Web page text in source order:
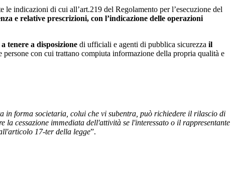
le indicazioni di cui all’art.219 del Regolamento per l’esecuzione del
e relative prescrizioni, con l’indicazione delle operazioni
a tenere a disposizione di ufficiali e agenti di pubblica sicurezza il
con cui trattano compiuta informazione della propria qualità e
in forma societaria, colui che vi subentra, può richiedere il rilascio di
cessazione immediata dell'attività se l'interessato o il rappresentante
17-ter della legge”.